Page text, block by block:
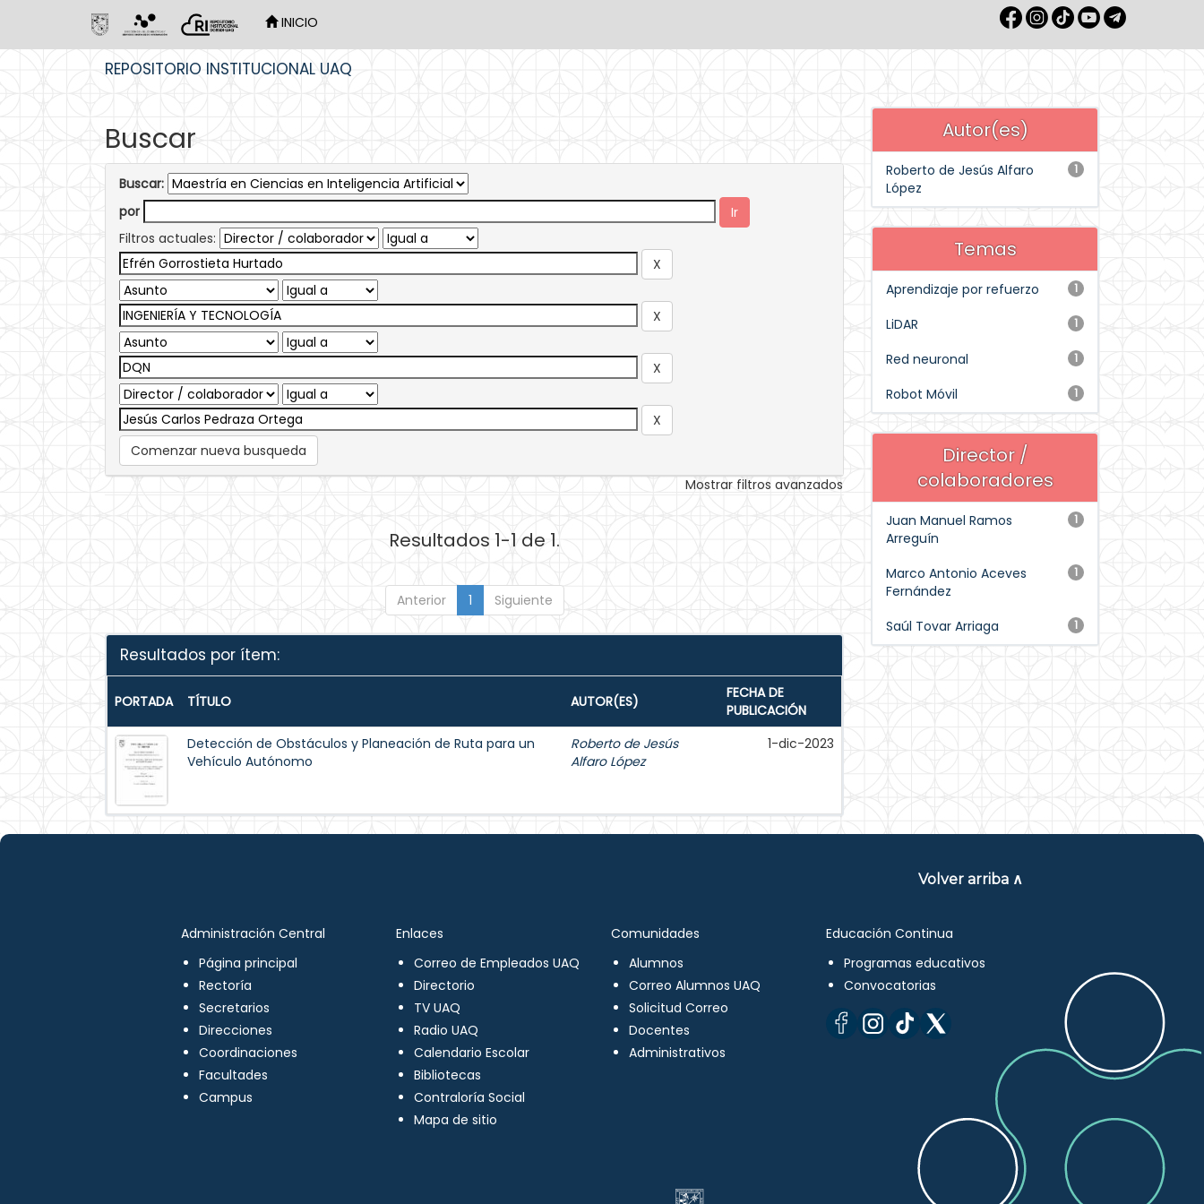
INICIO
REPOSITORIO INSTITUCIONAL UAQ
Buscar
Buscar:
por
Filtros actuales:
Comenzar nueva busqueda
Mostrar filtros avanzados
Resultados 1-1 de 1.
Anterior 1 Siguiente
Resultados por ítem:
PORTADA TÍTULO AUTOR(ES)
FECHA DE
PUBLICACIÓN
Detección de Obstáculos y Planeación de Ruta para un
Vehículo Autónomo
Roberto de Jesús
Alfaro López
1-dic-2023
Autor(es)
1
Roberto de Jesús Alfaro
López
Temas
1
Aprendizaje por refuerzo
1
LiDAR
1
Red neuronal
1
Robot Móvil
Director /
colaboradores
1
Juan Manuel Ramos
Arreguín
1
Marco Antonio Aceves
Fernández
1
Saúl Tovar Arriaga
Volver arriba ∧
Administración Central
Página principal
Rectoría
Secretarios
Direcciones
Coordinaciones
Facultades
Campus
Enlaces
Correo de Empleados UAQ
Directorio
TV UAQ
Radio UAQ
Calendario Escolar
Bibliotecas
Contraloría Social
Mapa de sitio
Comunidades
Alumnos
Correo Alumnos UAQ
Solicitud Correo
Docentes
Administrativos
Educación Continua
Programas educativos
Convocatorias